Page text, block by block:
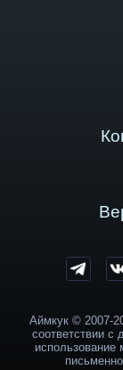
Аймкук © 2007-
соответствии
использование